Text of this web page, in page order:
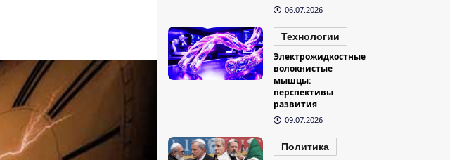
06.07.2026
Технологии
Электрожидкостные
волокнистые
мышцы:
перспективы
развития
09.07.2026
Политика